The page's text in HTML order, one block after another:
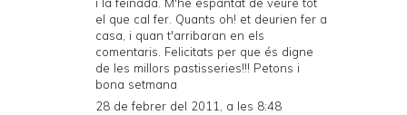
el que cal fer. Quants oh! et deurien fer a
casa, i quan t'arribaran en els
comentaris. Felicitats per que és digne
de les millors pastisseries!!! Petons i
bona setmana
28 de febrer del 2011, a les 8:48